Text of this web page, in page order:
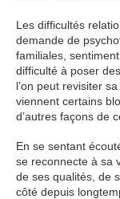
Les difficultés
demande de
familiales,
difficulté à poser
l’on peut revisiter
viennent certains
d’autres façons de
En se sentant
se reconnecte à sa
de ses qualités, de
côté depuis